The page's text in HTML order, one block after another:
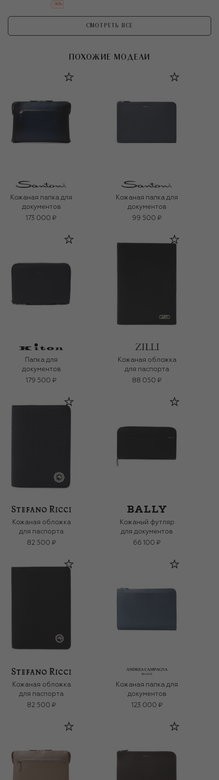
-30%
СМОТРЕТЬ ВСЕ
ПОХОЖИЕ МОДЕЛИ
Кожаная папка для
документов
173 000 ₽
Кожаная папка для
документов
99 500 ₽
Папка для
документов
179 500 ₽
Кожаная обложка
для паспорта
88 050 ₽
Кожаная обложка
для паспорта
82 500 ₽
Кожаный футляр
для документов
66 100 ₽
Кожаная обложка
для паспорта
82 500 ₽
Кожаная папка для
документов
123 000 ₽